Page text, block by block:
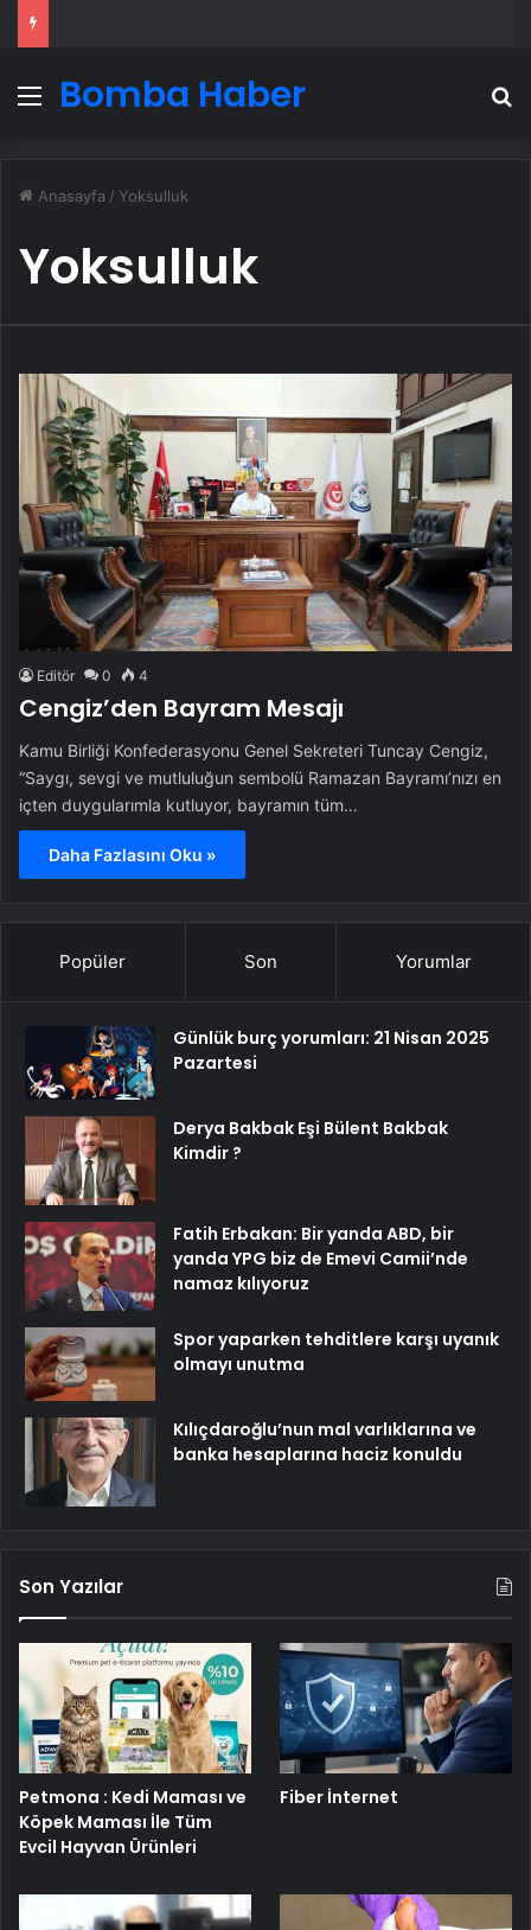
Menü
Bomba Haber
Anasayfa / Yoksulluk
Yoksulluk
Editör 0 4
Cengiz’den Bayram Mesajı
Kamu Birliği Konfederasyonu Genel Sekreteri Tuncay Cengiz,
“Saygı, sevgi ve mutluluğun sembolü Ramazan Bayramı’nızı en
içten duygularımla kutluyor, bayramın tüm…
Daha Fazlasını Oku »
Popüler Son Yorumlar
Günlük burç yorumları: 21 Nisan 2025
Pazartesi
Derya Bakbak Eşi Bülent Bakbak
Kimdir ?
Fatih Erbakan: Bir yanda ABD, bir
yanda YPG biz de Emevi Camii’nde
namaz kılıyoruz
Spor yaparken tehditlere karşı uyanık
olmayı unutma
Kılıçdaroğlu’nun mal varlıklarına ve
banka hesaplarına haciz konuldu
Son Yazılar
Petmona : Kedi Maması ve
Köpek Maması İle Tüm
Evcil Hayvan Ürünleri
Fiber İnternet